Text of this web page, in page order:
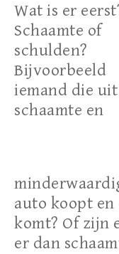
Wat is er
Schaamte of
schulden?
Bijvoorbeeld
iemand die uit
schaamte en
auto koopt
komt? Of zijn
er dan